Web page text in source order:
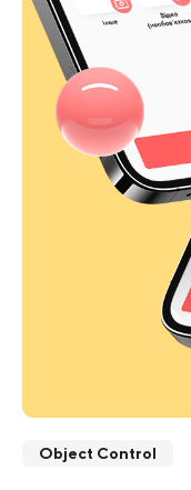
Object Control